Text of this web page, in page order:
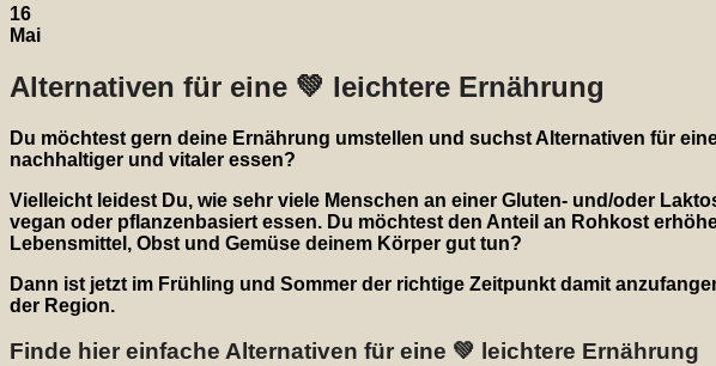
16
Mai
Alternativen für eine 💚 leichtere Ernährung
Du möchtest gern deine Ernährung umstellen und suchst Alternativen für
nachhaltiger und vitaler essen?
Vielleicht leidest Du, wie sehr viele Menschen an einer Gluten- und/oder
vegan oder pflanzenbasiert essen. Du möchtest den Anteil an Rohkost
Lebensmittel, Obst und Gemüse deinem Körper gut tun?
Dann ist jetzt im Frühling und Sommer der richtige Zeitpunkt damit
der Region.
Finde hier einfache Alternativen für eine 💚 leichtere Ernährung